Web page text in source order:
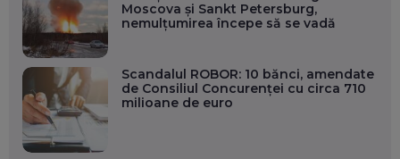
Moscova și Sankt Petersburg,
nemulțumirea începe să se vadă
Scandalul ROBOR: 10 bănci, amendate
de Consiliul Concurenței cu circa 710
milioane de euro